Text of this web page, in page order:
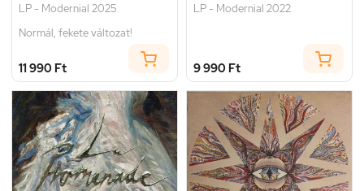
LP - Modernial 2025
Normál, fekete változat!
11 990 Ft
LP - Modernial 2022
9 990 Ft